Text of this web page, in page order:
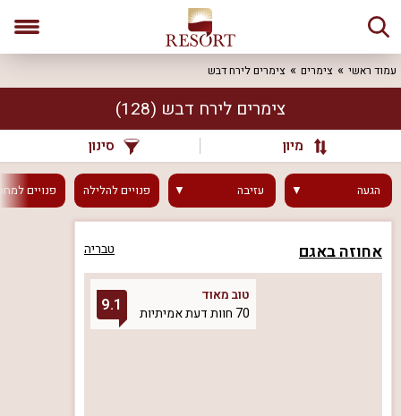
עמוד ראשי צימרים צימרים לירח דבש
צימרים לירח דבש (128)
מיון סינון
הגעה עזיבה פנוייםלהלילה פנויים
אחוזה באגם טבריה
טוב מאוד
70 חוות דעת אמיתיות
9.1